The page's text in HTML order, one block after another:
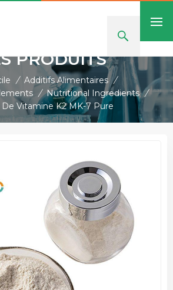
PRODUITS
/ Additifs Alimentaires /
/ Nutritional Ingredients /
De Vitamine K2 MK-7 Pure